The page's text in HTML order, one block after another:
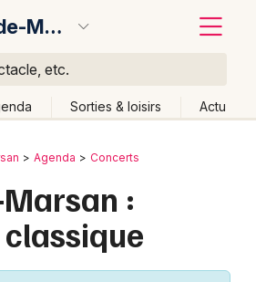
Mont-de-Marsan
etc.
Sorties & loisirs Actu
Agenda Concerts
:
Changer de lieu
Effacer les dates
Ce week-end Autre